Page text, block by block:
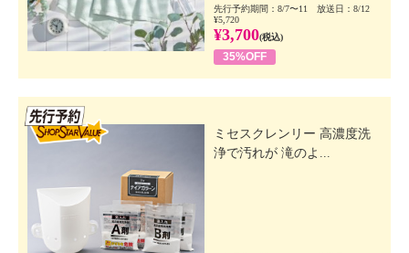
先行予約期間：8/7〜11 放送日：8/12
¥5,720
¥3,700(税込)
35%OFF
ミセスクレンリー 高濃度洗
浄で汚れが 滝のよ...